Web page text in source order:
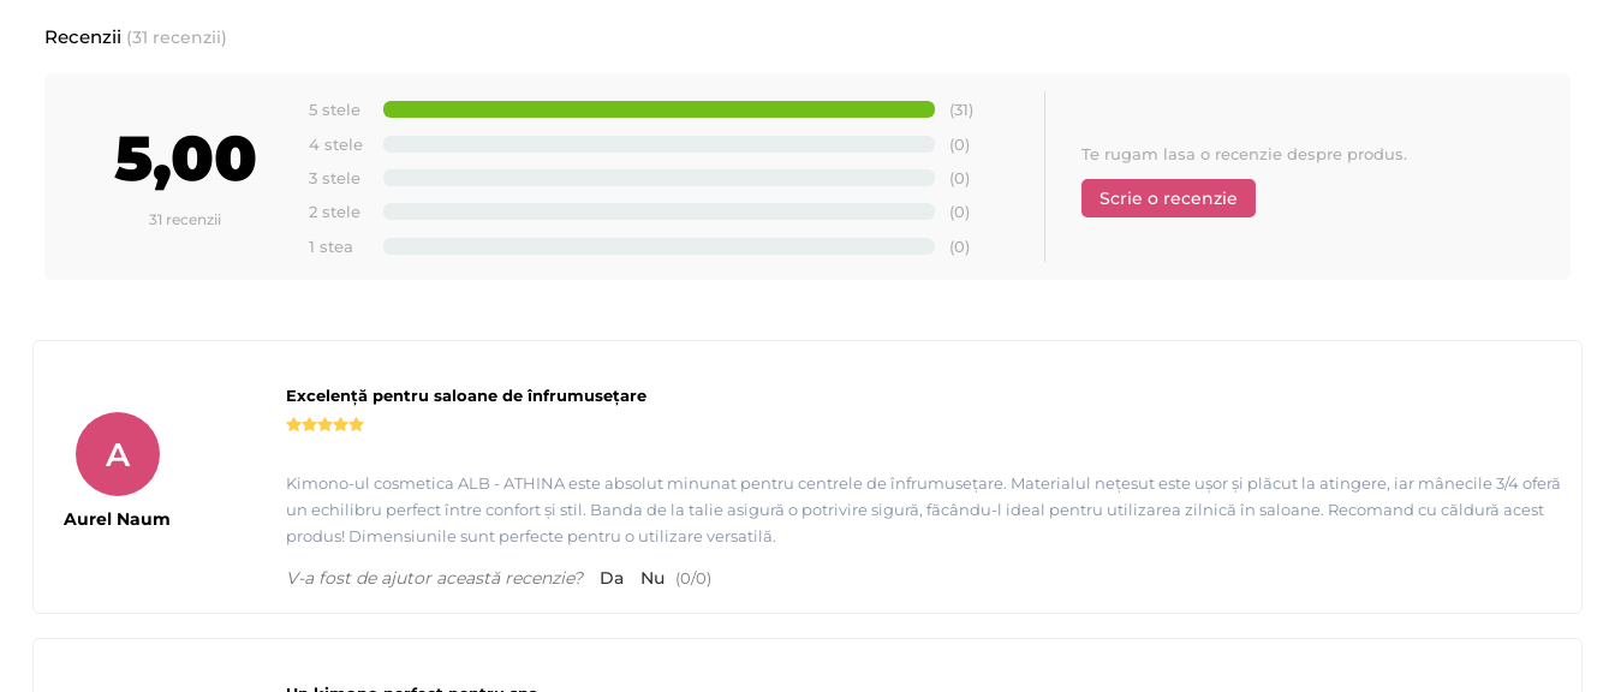
Recenzii (31 recenzii)
5,00
31 recenzii
5 stele
(31)
4 stele
(0)
3 stele
(0)
2 stele
(0)
1 stea
(0)
Te rugam lasa o recenzie despre produs.
Scrie o recenzie
Excelență pentru saloane de înfrumusețare
Kimono-ul cosmetica ALB - ATHINA este absolut minunat pentru centrele de înfrumusețare. Materialul nețesut este ușor și plăcut la atingere, iar mânecile 3/4 oferă
un echilibru perfect între confort și stil. Banda de la talie asigură o potrivire sigură, făcându-l ideal pentru utilizarea zilnică în saloane. Recomand cu căldură acest
produs! Dimensiunile sunt perfecte pentru o utilizare versatilă.
A
Aurel Naum
V-a fost de ajutor această recenzie? Da Nu (0/0)